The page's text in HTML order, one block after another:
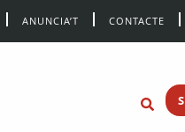
ANUNCIA’T CONTACTE